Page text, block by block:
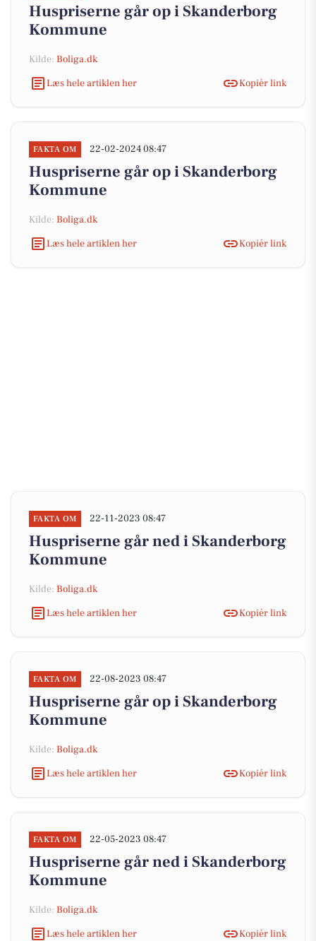
Huspriserne går op i Skanderborg
Kommune
Kilde: Boliga.dk
Læs hele artiklen her
Kopiér link
FAKTA OM 22-02-2024 08:47
Huspriserne går op i Skanderborg
Kommune
Kilde: Boliga.dk
Læs hele artiklen her
Kopiér link
FAKTA OM 22-11-2023 08:47
Huspriserne går ned i Skanderborg
Kommune
Kilde: Boliga.dk
Læs hele artiklen her
Kopiér link
FAKTA OM 22-08-2023 08:47
Huspriserne går op i Skanderborg
Kommune
Kilde: Boliga.dk
Læs hele artiklen her
Kopiér link
FAKTA OM 22-05-2023 08:47
Huspriserne går ned i Skanderborg
Kommune
Kilde: Boliga.dk
Læs hele artiklen her
Kopiér link